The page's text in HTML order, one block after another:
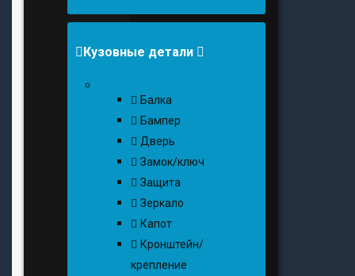
Кузовные детали
Балка
Бампер
Дверь
Замок/ключ
Защита
Зеркало
Капот
Кронштейн/
крепление